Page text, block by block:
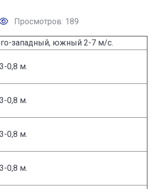
Просмотров: 189
западный, южный 2-7 м/с.
0,8 м.
0,8 м.
0,8 м.
0,8 м.